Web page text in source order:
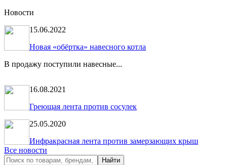
Новости
15.06.2022
Новая «обёртка» навесного котла
В продажу поступили навесные...
16.08.2021
Греющая лента против сосулек
25.05.2020
Инфракрасная лента против замерзающих крыш
Все новости